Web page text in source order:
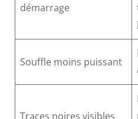
démarrage
Souffle moins puissant
Traces noires visibles